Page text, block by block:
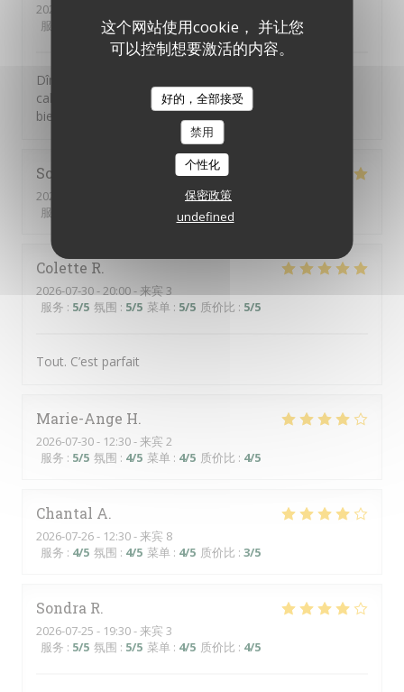
这个网站使用cookie， 并让您
可以控制想要激活的内容。
好的，全部接受
禁用
个性化
保密政策
undefined
2026-07-31
服务
氛围:5/5 菜单: 5/5 质价比: /5
Dîner en terrasse. Très bien accueillis, dans un cadre
calme et verdoyant. Service attentif et discret. Avons
bien apprécié le menu du jardin. 😊
Sophie
2026-07-30
服务
5/5 质价比
Colette R
2026-07-30- 20:00 - 来宾 3
服务 : 5/5 氛围 : 5/5 菜单 : 5/5 质价比 : 5/5
Tout. C’est parfait
Marie-Ange H
2026-07-30- 12:30 - 来宾 2
服务 : 5/5 氛围 : 4/5 菜单 : 4/5 质价比 : 4/5
Chantal A
2026-07-26- 12:30 - 来宾 8
服务 : 4/5 氛围 : 4/5 菜单 : 4/5 质价比 : 3/5
Sondra R
2026-07-25 - 19:30 - 来宾 3
服务 : 5/5 氛围 : 5/5 菜单 : 4/5 质价比 : 4/5